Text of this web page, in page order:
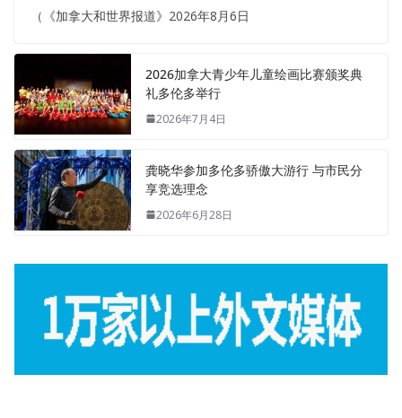
（《加拿大和世界报道》2026年8月6日
2026加拿大青少年儿童绘画比赛颁奖典
礼多伦多举行
2026年7月4日
龚晓华参加多伦多骄傲大游行 与市民分
享竞选理念
2026年6月28日